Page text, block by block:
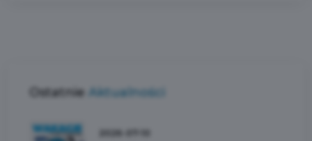
Ostatnie Aktualności